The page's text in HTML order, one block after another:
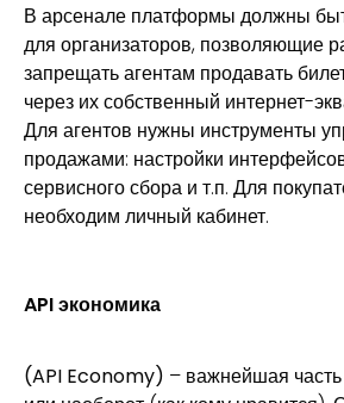
В арсенале платформы должны
для организаторов, позволяющие
запрещать агентам продавать
через их собственный интернет-
Для агентов нужны инструменты
продажами: настройки
сервисного сбора и т.п. Для
необходим личный кабинет.
API экономика
(API Economy) – важнейшая